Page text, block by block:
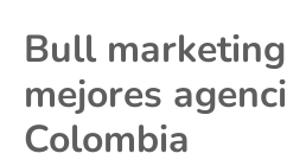
Bull
mejores
Colombia